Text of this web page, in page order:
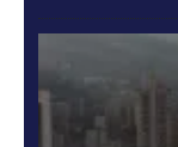
impuesto al
días para
de julio) y
locales